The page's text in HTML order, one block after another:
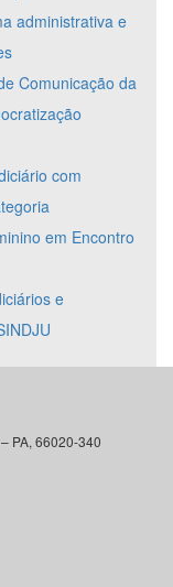
administrativa e
Comunicação da
com
em Encontro
e
PA, 66020-340